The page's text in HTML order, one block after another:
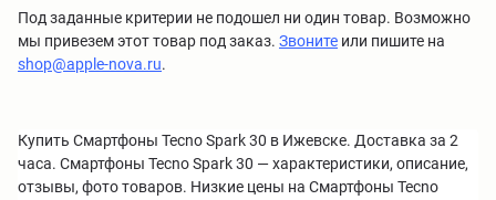
Под заданные критерии не подошел ни один товар. Возможно
мы привезем этот товар под заказ. Звоните или пишите на
shop@apple-nova.ru.
Купить Смартфоны Tecno Spark 30 в Ижевске. Доставка за 2
часа. Смартфоны Tecno Spark 30 — характеристики, описание,
отзывы, фото товаров. Низкие цены на Смартфоны Tecno